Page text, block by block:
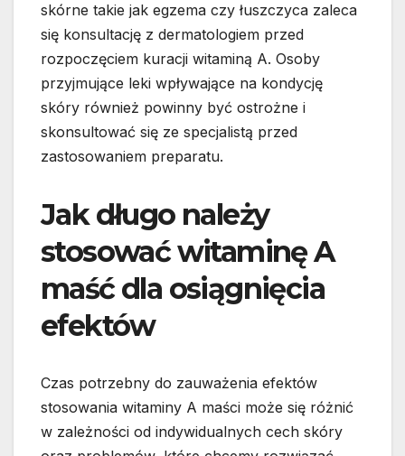
skórne takie jak egzema czy łuszczyca zaleca
się konsultację z dermatologiem przed
rozpoczęciem kuracji witaminą A. Osoby
przyjmujące leki wpływające na kondycję
skóry również powinny być ostrożne i
skonsultować się ze specjalistą przed
zastosowaniem preparatu.
Jak długo należy
stosować witaminę A
maść dla osiągnięcia
efektów
Czas potrzebny do zauważenia efektów
stosowania witaminy A maści może się różnić
w zależności od indywidualnych cech skóry